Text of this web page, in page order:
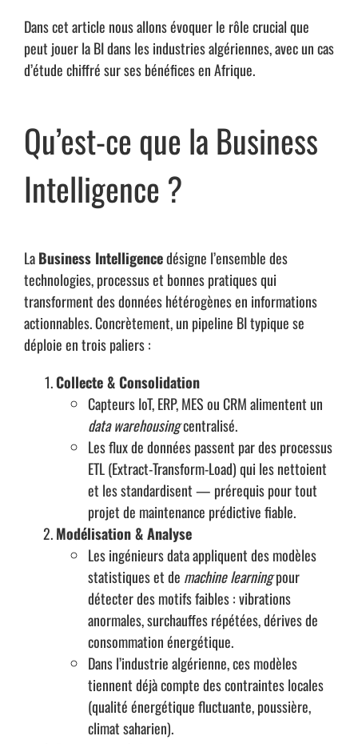
Dans cet article nous allons évoquer le rôle crucial que
peut jouer la BI dans les industries algériennes, avec un cas
d’étude chiffré sur ses bénéfices en Afrique.
Qu’est-ce que la Business
Intelligence ?
LaBusiness Intelligencedésigne l’ensemble des
technologies, processus et bonnes pratiques qui
transforment des données hétérogènes en informations
actionnables. Concrètement, un pipeline BI typique se
déploie en trois paliers :
Collecte & Consolidation
Capteurs IoT, ERP, MES ou CRM alimentent un
data warehousingcentralisé.
Les flux de données passent par des processus
ETL (Extract-Transform-Load) qui les nettoient
et les standardisent — prérequis pour tout
projet de maintenance prédictive fiable.
Modélisation & Analyse
Les ingénieurs data appliquent des modèles
statistiques et de machine learningpour
détecter des motifs faibles : vibrations
anormales, surchauffes répétées, dérives de
consommation énergétique.
Dans l’industrie algérienne, ces modèles
tiennent déjà compte des contraintes locales
(qualité énergétique fluctuante, poussière,
climat saharien).